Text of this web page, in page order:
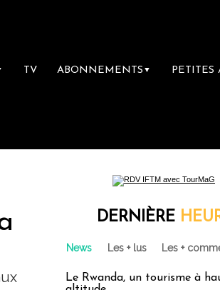
TV ABONNEMENTS ▼ PETITES
DERNIÈRE
News Les + lus Les +
Le Rwanda, un tourisme à